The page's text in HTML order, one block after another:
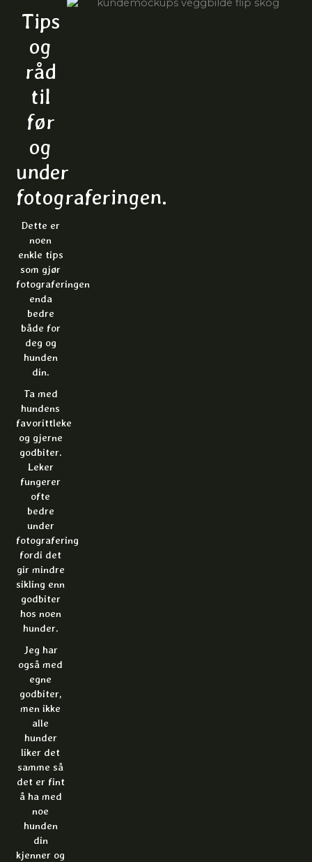
Tips
og
råd
til
før
og
under
fotograferingen.
Dette er
noen
enkle tips
som gjør
fotograferingen
enda
bedre
både for
deg og
hunden
din.
Ta med
hundens
favorittleke
og gjerne
godbiter.
Leker
fungerer
ofte
bedre
under
fotografering
fordi det
gir mindre
sikling enn
godbiter
hos noen
hunder.
Jeg har
også med
egne
godbiter,
men ikke
alle
hunder
liker det
samme så
det er fint
å ha med
noe
hunden
din
kjenner og